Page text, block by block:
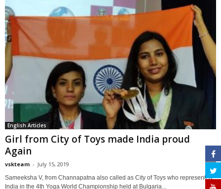
English Articles
Girl from City of Toys made India proud
Again
vskteam - July 15, 2019 0
Sameeksha V, from Channapatna also called as City of Toys who represented
India in the 4th Yoga World Championship held at Bulgaria...